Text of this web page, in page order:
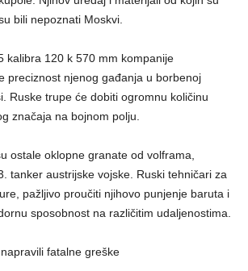
bili nepoznati Moskvi.
kalibra 120 k 570 mm kompanije
preciznost njenog gađanja u borbenoj
Ruske trupe će dobiti ogromnu količinu
značaja na bojnom polju.
ostale oklopne granate od volframa,
tanker austrijske vojske. Ruski tehničari za
pažljivo proučiti njihovo punjenje baruta i
sposobnost na različitim udaljenostima.
fatalne greške